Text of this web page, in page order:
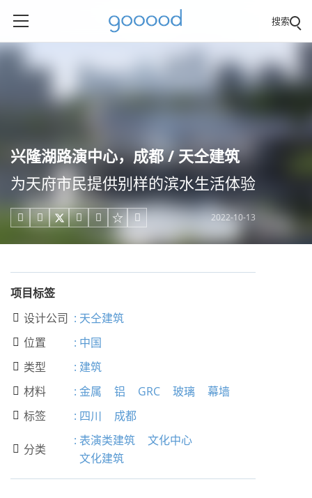
搜索
兴隆湖路演中心，成都 / 天仝建筑
为天府市民提供别样的滨水生活体验
     2022-10-13
项目标签
 设计公司 : 天仝建筑
 位置 : 中国
 类型 : 建筑
 材料 : 金属 铝 GRC 玻璃 幕墙
 标签 : 四川 成都
 分类
: 表演类建筑
文化中心
文化建筑